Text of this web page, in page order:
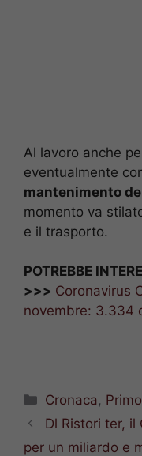
Al lavoro anche
eventualmente
mantenimento
momento va
e il trasporto.
POTREBBE
>>> Coronavirus
novembre: 3.334
Categorie
Cronaca,
Dl Ristori ter, il
per un miliardo e